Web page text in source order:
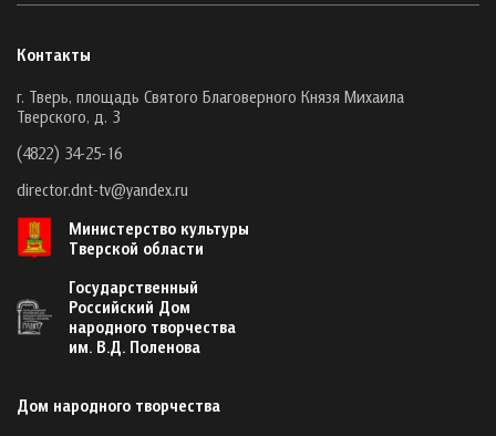
Контакты
г. Тверь, площадь Святого Благоверного Князя Михаила
Тверского, д. 3
(4822) 34-25-16
director.dnt-tv@yandex.ru
Министерство культуры
Тверской области
Государственный
Российский Дом
народного творчества
им. В.Д. Поленова
Дом народного творчества